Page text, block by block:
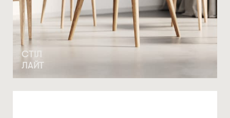
СТІЛ
ЛАЙТ